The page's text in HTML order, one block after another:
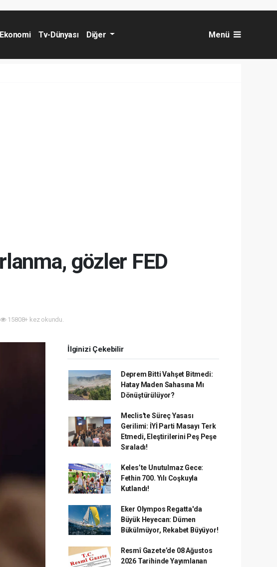
Ekonomi Tv-Dünyası Diğer Menü
gözler FED
15808+ kez okundu.
İlginizi Çekebilir
Deprem Bitti Vahşet Bitmedi:
Hatay Maden Sahasına Mı
Dönüştürülüyor?
Meclis'te Süreç Yasası
Gerilimi: İYİ Parti Masayı Terk
Etmedi, Eleştirilerini Peş Peşe
Sıraladı!
Keles’te Unutulmaz Gece:
Fethin 700. Yılı Coşkuyla
Kutlandı!
Eker Olympos Regatta'da
Büyük Heyecan: Dümen
Bükülmüyor, Rekabet Büyüyor!
Resmî Gazete’de 08 Ağustos
2026 Tarihinde Yayımlanan